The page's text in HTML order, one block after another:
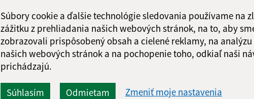
Súbory cookie a ďalšie technológie sledovania používame na
zážitku z prehliadania našich webových stránok, na to, aby
zobrazovali prispôsobený obsah a cielené reklamy, na
našich webových stránok a na pochopenie toho, odkiaľ naši
prichádzajú.
Súhlasím Odmietam Zmeniť moje nastavenia